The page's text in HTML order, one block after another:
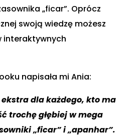
„ficar”. Oprócz
swoją wiedzę możesz
interaktywnych
napisała mi Ania:
ekstra dla każdego, kto ma
trochę głębiej w mega
„ficar” i „apanhar”.